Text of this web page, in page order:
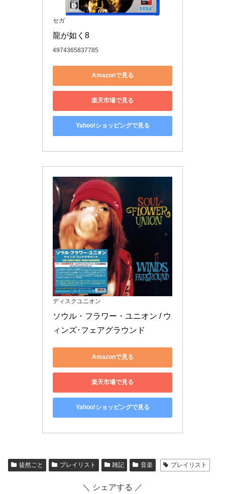
セガ
龍が如く8
4974365837785
Amazonで見る
楽天市場で見る
Yahoo!ショッピングで見る
ディスクユニオン
ソウル・フラワー・ユニオン / ウ
ィンズ･フェアグラウンド
Amazonで見る
楽天市場で見る
Yahoo!ショッピングで見る
徒然ごと プレイリスト 雑記 音楽 プレイリスト
＼ シェアする ／